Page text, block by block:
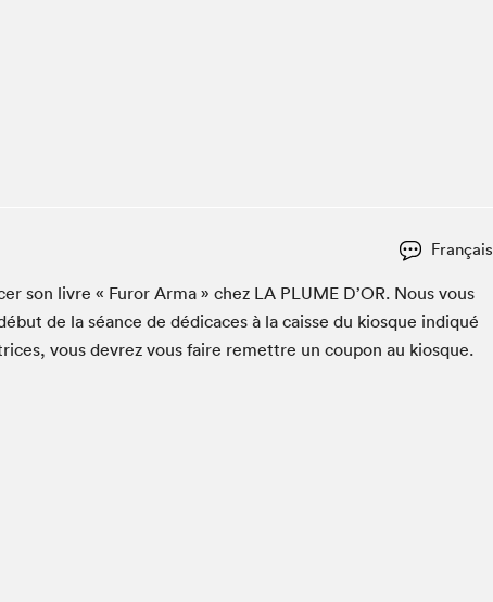
Le Salon dans ta classe
Liseur Public
Matinées scolaires Hydro-Québec
Français
son livre « Furor Arma » chez LA PLUMED’OR. Nous vous
de la séance de dédi­caces à la caisse du kiosque indiqué
vous devrez vous faire remet­tre un coupon au kiosque.